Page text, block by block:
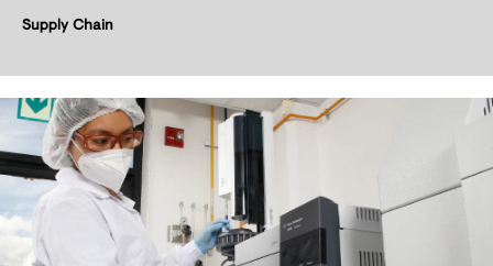
Supply Chain